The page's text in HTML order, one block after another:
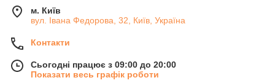
м. Київ
вул. Івана Федорова, 32, Київ, Україна
Контакти
Сьогодні працює з 09:00 до 20:00
Показати весь графік роботи